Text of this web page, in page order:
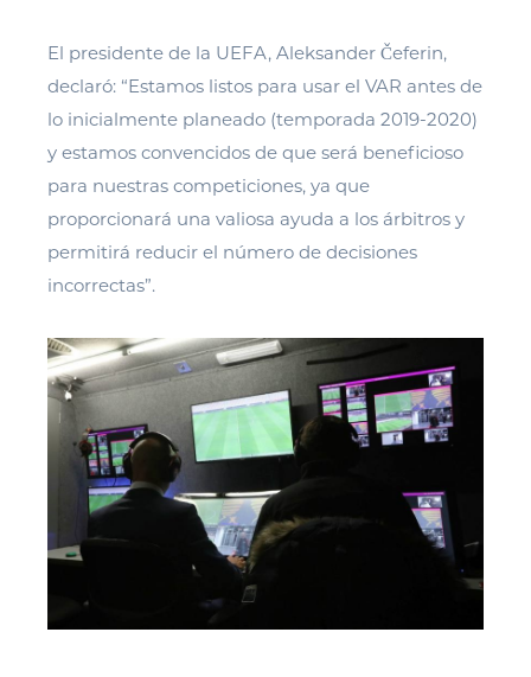
El presidente de la UEFA, Aleksander Čeferin,
declaró: “Estamos listos para usar el VAR antes de
lo inicialmente planeado (temporada 2019-2020)
y estamos convencidos de que será beneficioso
para nuestras competiciones, ya que
proporcionará una valiosa ayuda a los árbitros y
permitirá reducir el número de decisiones
incorrectas”.